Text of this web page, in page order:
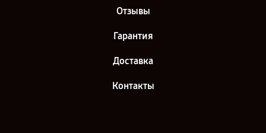
Отзывы
Гарантия
Доставка
Контакты